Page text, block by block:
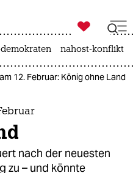

taz zahl ich
nahost-konflikt
12. Februar: König ohne Land
nach der neuesten
zu – und könnte